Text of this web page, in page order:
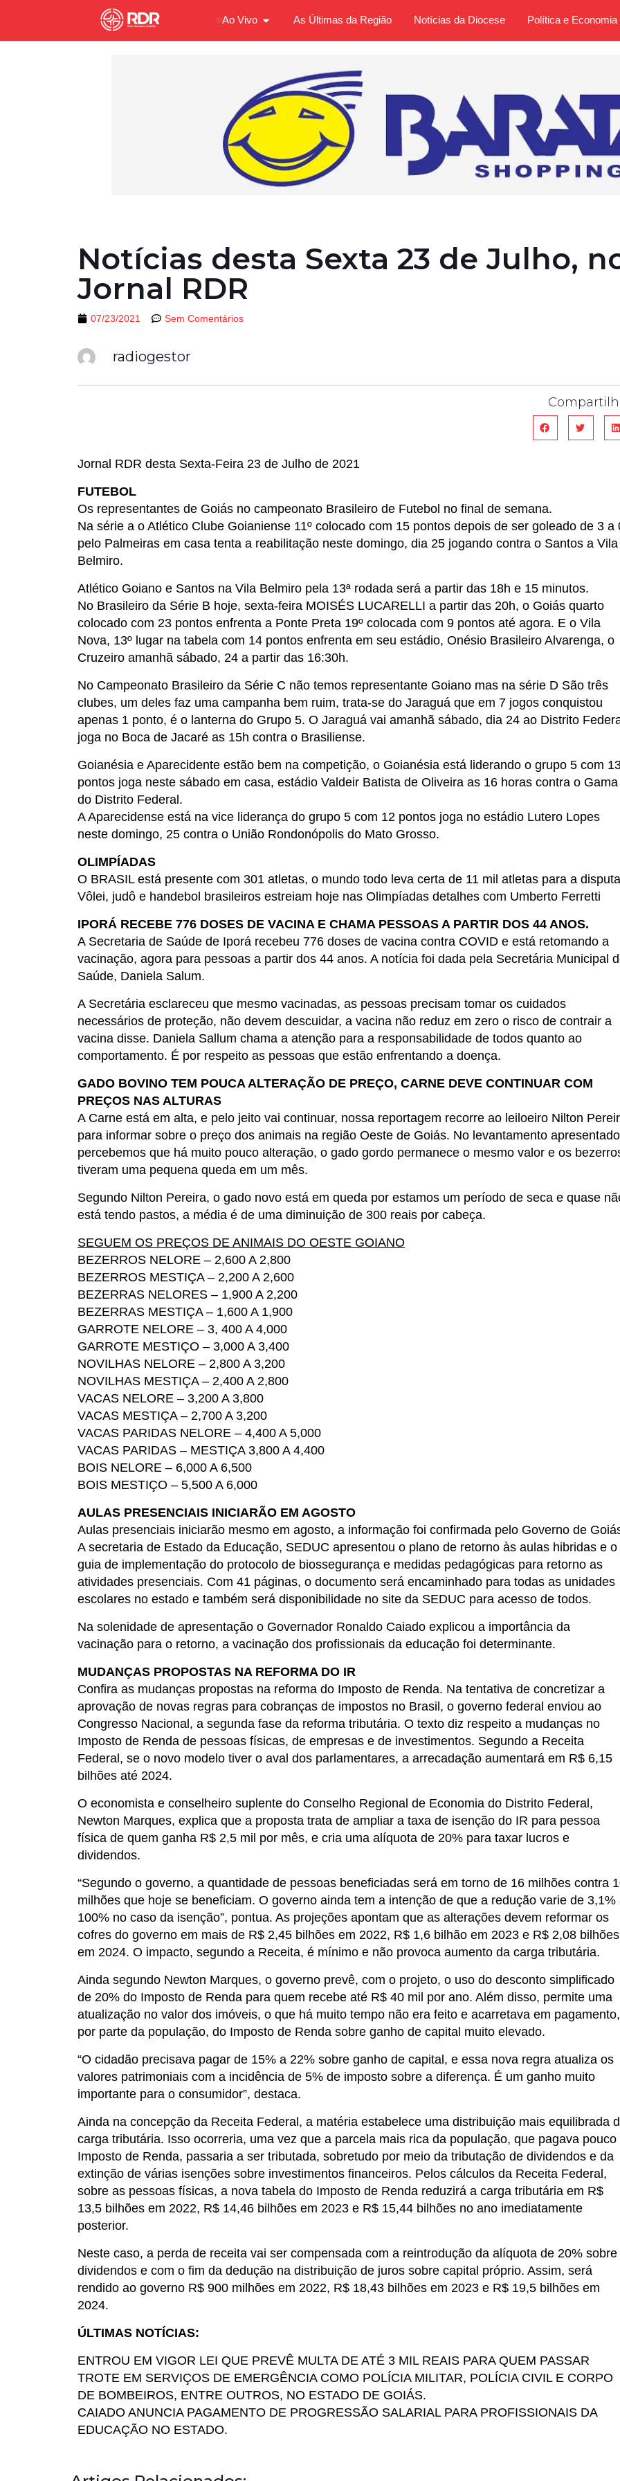
Ao Vivo As Últimas da Região Notícias da Diocese Política e Economia
Notícias desta Sexta 23 de Julho,
Jornal RDR
07/23/2021 Sem Comentários
radiogestor
Jornal RDR desta Sexta-Feira 23 de Julho de 2021
FUTEBOL
Os representantes de Goiás no campeonato Brasileiro de Futebol no final de semana.
Na série a o Atlético Clube Goianiense 11º colocado com 15 pontos depois de ser goleado de 3 a
pelo Palmeiras em casa tenta a reabilitação neste domingo, dia 25 jogando contra o Santos a Vila
Belmiro.
Atlético Goiano e Santos na Vila Belmiro pela 13ª rodada será a partir das 18h e 15 minutos.
No Brasileiro da Série B hoje, sexta-feira MOISÉS LUCARELLI a partir das 20h, o Goiás quarto
colocado com 23 pontos enfrenta a Ponte Preta 19º colocada com 9 pontos até agora. E o Vila
Nova, 13º lugar na tabela com 14 pontos enfrenta em seu estádio, Onésio Brasileiro Alvarenga, o
Cruzeiro amanhã sábado, 24 a partir das 16:30h.
No Campeonato Brasileiro da Série C não temos representante Goiano mas na série D São três
clubes, um deles faz uma campanha bem ruim, trata-se do Jaraguá que em 7 jogos conquistou
apenas 1 ponto, é o lanterna do Grupo 5. O Jaraguá vai amanhã sábado, dia 24 ao Distrito
joga no Boca de Jacaré as 15h contra o Brasiliense.
Goianésia e Aparecidente estão bem na competição, o Goianésia está liderando o grupo 5 com
pontos joga neste sábado em casa, estádio Valdeir Batista de Oliveira as 16 horas contra o Gama
do Distrito Federal.
A Aparecidense está na vice liderança do grupo 5 com 12 pontos joga no estádio Lutero Lopes
neste domingo, 25 contra o União Rondonópolis do Mato Grosso.
OLIMPÍADAS
O BRASIL está presente com 301 atletas, o mundo todo leva certa de 11 mil atletas para a
Vôlei, judô e handebol brasileiros estreiam hoje nas Olimpíadas detalhes com Umberto Ferretti
IPORÁ RECEBE 776 DOSES DE VACINA E CHAMA PESSOAS A PARTIR DOS 44 ANOS.
A Secretaria de Saúde de Iporá recebeu 776 doses de vacina contra COVID e está retomando a
vacinação, agora para pessoas a partir dos 44 anos. A notícia foi dada pela Secretária Municipal
Saúde, Daniela Salum.
A Secretária esclareceu que mesmo vacinadas, as pessoas precisam tomar os cuidados
necessários de proteção, não devem descuidar, a vacina não reduz em zero o risco de contrair a
vacina disse. Daniela Sallum chama a atenção para a responsabilidade de todos quanto ao
comportamento. É por respeito as pessoas que estão enfrentando a doença.
GADO BOVINO TEM POUCA ALTERAÇÃO DE PREÇO, CARNE DEVE CONTINUAR COM
PREÇOS NAS ALTURAS
A Carne está em alta, e pelo jeito vai continuar, nossa reportagem recorre ao leiloeiro Nilton
para informar sobre o preço dos animais na região Oeste de Goiás. No levantamento apresentado
percebemos que há muito pouco alteração, o gado gordo permanece o mesmo valor e os
tiveram uma pequena queda em um mês.
Segundo Nilton Pereira, o gado novo está em queda por estamos um período de seca e quase
está tendo pastos, a média é de uma diminuição de 300 reais por cabeça.
SEGUEM OS PREÇOS DE ANIMAIS DO OESTE GOIANO
BEZERROS NELORE – 2,600 A 2,800
BEZERROS MESTIÇA – 2,200 A 2,600
BEZERRAS NELORES – 1,900 A 2,200
BEZERRAS MESTIÇA – 1,600 A 1,900
GARROTE NELORE – 3, 400 A 4,000
GARROTE MESTIÇO – 3,000 A 3,400
NOVILHAS NELORE – 2,800 A 3,200
NOVILHAS MESTIÇA – 2,400 A 2,800
VACAS NELORE – 3,200 A 3,800
VACAS MESTIÇA – 2,700 A 3,200
VACAS PARIDAS NELORE – 4,400 A 5,000
VACAS PARIDAS – MESTIÇA 3,800 A 4,400
BOIS NELORE – 6,000 A 6,500
BOIS MESTIÇO – 5,500 A 6,000
AULAS PRESENCIAIS INICIARÃO EM AGOSTO
Aulas presenciais iniciarão mesmo em agosto, a informação foi confirmada pelo Governo de
A secretaria de Estado da Educação, SEDUC apresentou o plano de retorno às aulas hibridas e o
guia de implementação do protocolo de biossegurança e medidas pedagógicas para retorno as
atividades presenciais. Com 41 páginas, o documento será encaminhado para todas as unidades
escolares no estado e também será disponibilidade no site da SEDUC para acesso de todos.
Na solenidade de apresentação o Governador Ronaldo Caiado explicou a importância da
vacinação para o retorno, a vacinação dos profissionais da educação foi determinante.
MUDANÇAS PROPOSTAS NA REFORMA DO IR
Confira as mudanças propostas na reforma do Imposto de Renda. Na tentativa de concretizar a
aprovação de novas regras para cobranças de impostos no Brasil, o governo federal enviou ao
Congresso Nacional, a segunda fase da reforma tributária. O texto diz respeito a mudanças no
Imposto de Renda de pessoas físicas, de empresas e de investimentos. Segundo a Receita
Federal, se o novo modelo tiver o aval dos parlamentares, a arrecadação aumentará em R$ 6,15
bilhões até 2024.
O economista e conselheiro suplente do Conselho Regional de Economia do Distrito Federal,
Newton Marques, explica que a proposta trata de ampliar a taxa de isenção do IR para pessoa
física de quem ganha R$ 2,5 mil por mês, e cria uma alíquota de 20% para taxar lucros e
dividendos.
“Segundo o governo, a quantidade de pessoas beneficiadas será em torno de 16 milhões contra
milhões que hoje se beneficiam. O governo ainda tem a intenção de que a redução varie de 3,1%
100% no caso da isenção”, pontua. As projeções apontam que as alterações devem reformar os
cofres do governo em mais de R$ 2,45 bilhões em 2022, R$ 1,6 bilhão em 2023 e R$ 2,08 bilhões
em 2024. O impacto, segundo a Receita, é mínimo e não provoca aumento da carga tributária.
Ainda segundo Newton Marques, o governo prevê, com o projeto, o uso do desconto simplificado
de 20% do Imposto de Renda para quem recebe até R$ 40 mil por ano. Além disso, permite uma
atualização no valor dos imóveis, o que há muito tempo não era feito e acarretava em pagamento,
por parte da população, do Imposto de Renda sobre ganho de capital muito elevado.
“O cidadão precisava pagar de 15% a 22% sobre ganho de capital, e essa nova regra atualiza os
valores patrimoniais com a incidência de 5% de imposto sobre a diferença. É um ganho muito
importante para o consumidor”, destaca.
Ainda na concepção da Receita Federal, a matéria estabelece uma distribuição mais equilibrada
carga tributária. Isso ocorreria, uma vez que a parcela mais rica da população, que pagava pouco
Imposto de Renda, passaria a ser tributada, sobretudo por meio da tributação de dividendos e da
extinção de várias isenções sobre investimentos financeiros. Pelos cálculos da Receita Federal,
sobre as pessoas físicas, a nova tabela do Imposto de Renda reduzirá a carga tributária em R$
13,5 bilhões em 2022, R$ 14,46 bilhões em 2023 e R$ 15,44 bilhões no ano imediatamente
posterior.
Neste caso, a perda de receita vai ser compensada com a reintrodução da alíquota de 20% sobre
dividendos e com o fim da dedução na distribuição de juros sobre capital próprio. Assim, será
rendido ao governo R$ 900 milhões em 2022, R$ 18,43 bilhões em 2023 e R$ 19,5 bilhões em
2024.
ÚLTIMAS NOTÍCIAS:
ENTROU EM VIGOR LEI QUE PREVÊ MULTA DE ATÉ 3 MIL REAIS PARA QUEM PASSAR
TROTE EM SERVIÇOS DE EMERGÊNCIA COMO POLÍCIA MILITAR, POLÍCIA CIVIL E CORPO
DE BOMBEIROS, ENTRE OUTROS, NO ESTADO DE GOIÁS.
CAIADO ANUNCIA PAGAMENTO DE PROGRESSÃO SALARIAL PARA PROFISSIONAIS DA
EDUCAÇÃO NO ESTADO.